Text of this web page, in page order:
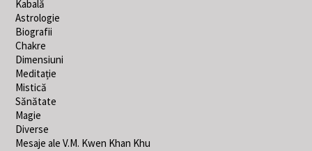
Kabală
Astrologie
Biografii
Chakre
Dimensiuni
Meditație
Mistică
Sănătate
Magie
Diverse
Mesaje ale V.M. Kwen Khan Khu